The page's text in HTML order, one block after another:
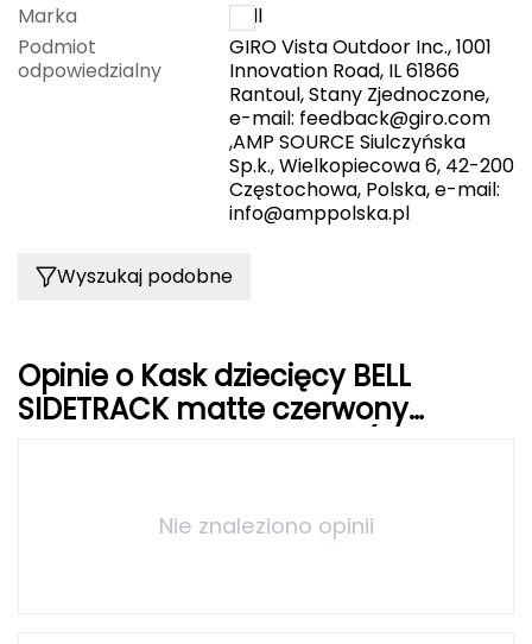
HAGLÖFS
HMS
Hydrapak
Hydro Flask
Marka
Bell
Podmiot
odpowiedzialny
GIRO Vista Outdoor Inc., 1001
Innovation Road, IL 61866
Rantoul, Stany Zjednoczone,
e-mail: feedback@giro.com
,AMP SOURCE Siulczyńska
Sp.k., Wielkopiecowa 6, 42-200
Częstochowa, Polska, e-mail:
info@amppolska.pl
Wyszukaj podobne
Opinie o Kask dziecięcy BELL
SIDETRACK matte czerwony
Nie znaleziono opinii